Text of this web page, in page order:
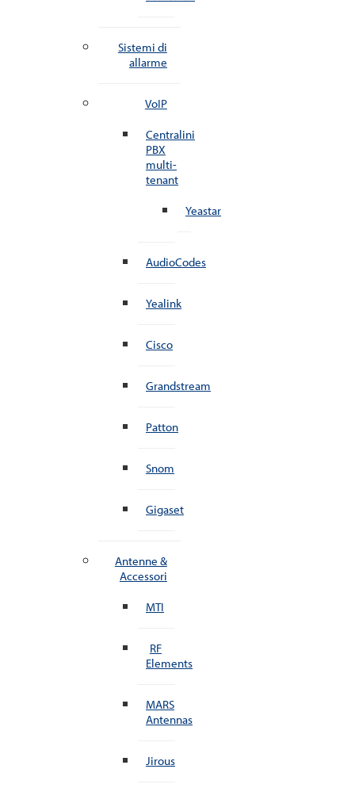
Sistemi di
allarme
VoIP
Centralini
PBX
multi-
tenant
Yeastar
AudioCodes
Yealink
Cisco
Grandstream
Patton
Snom
Gigaset
Antenne &
Accessori
MTI
RF
Elements
MARS
Antennas
Jirous